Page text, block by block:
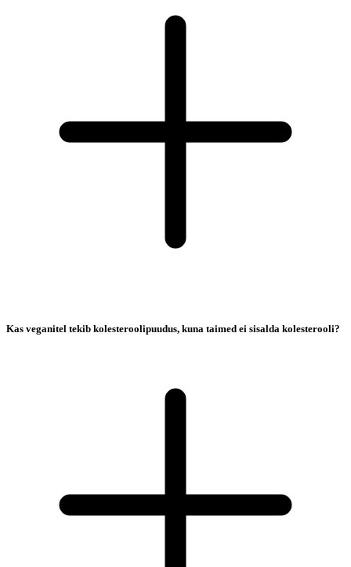
Kas veganitel tekib kolesteroolipuudus, kuna taimed ei sisalda kolesterooli?